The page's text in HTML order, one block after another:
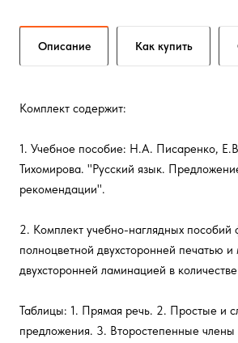
Описание Как купить
Комплект содержит:
1. Учебное пособие: Н.А. Писаренко,
Тихомирова. "Русский язык.
рекомендации".
2. Комплект учебно-наглядных пособий
полноцветной двухсторонней печатью и
двухсторонней ламинацией в
Таблицы: 1. Прямая речь. 2. Простые и
предложения. 3. Второстепенные